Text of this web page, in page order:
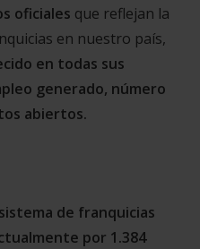
oficiales que reflejan la
en nuestro país,
en todas sus
generado, número
abiertos.
de franquicias
por 1.384